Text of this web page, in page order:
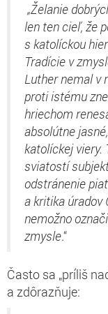
„Želanie
len ten cieľ, že
s katolíckou
Tradície v
Luther nemal v
proti istému
hriechom
absolútne
katolíckej viery.
sviatostí
odstránenie
a kritika úradov
nemožno
zmysle.“
Často sa „príliš
a zdôrazňuje: